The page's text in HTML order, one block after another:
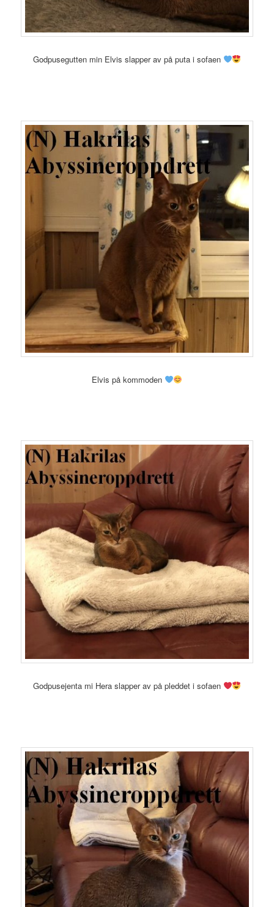
Godpusegutten min Elvis slapper av på puta i sofaen
Elvis på kommoden
Godpusejenta mi Hera slapper av på pleddet i sofaen